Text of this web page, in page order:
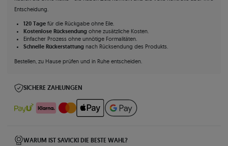
Entscheidung.
120 Tagefür die Rückgabe ohne Eile.
Kostenlose Rücksendungohne zusätzliche Kosten.
Einfacher Prozess ohne unnötige Formalitäten.
Schnelle Rückerstattungnach Rücksendung des Produkts.
Bestellen, zu Hause prüfen und in Ruhe entscheiden.
SICHERE ZAHLUNGEN
WARUM IST SAVICKI DIE BESTE WAHL?